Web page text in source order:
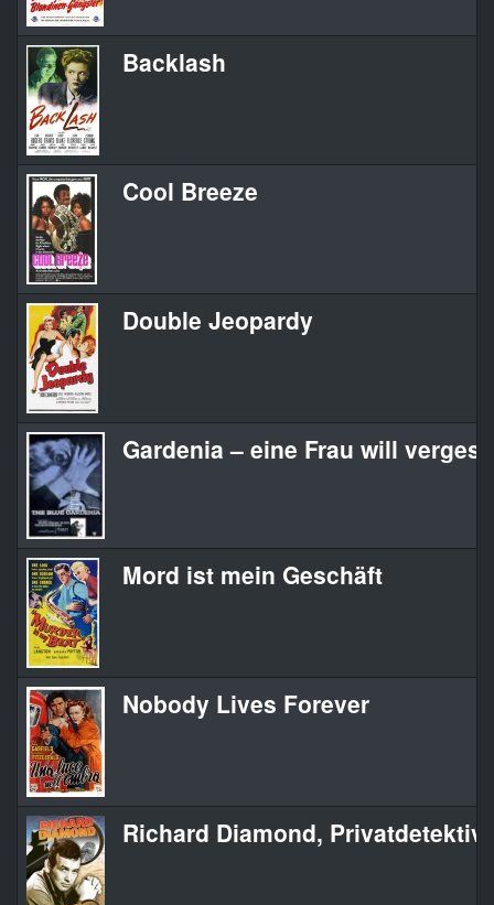
Backlash
Cool Breeze
Double Jeopardy
Gardenia – eine Frau will
Mord ist mein Geschäft
Nobody Lives Forever
Richard Diamond, Privatdetektiv